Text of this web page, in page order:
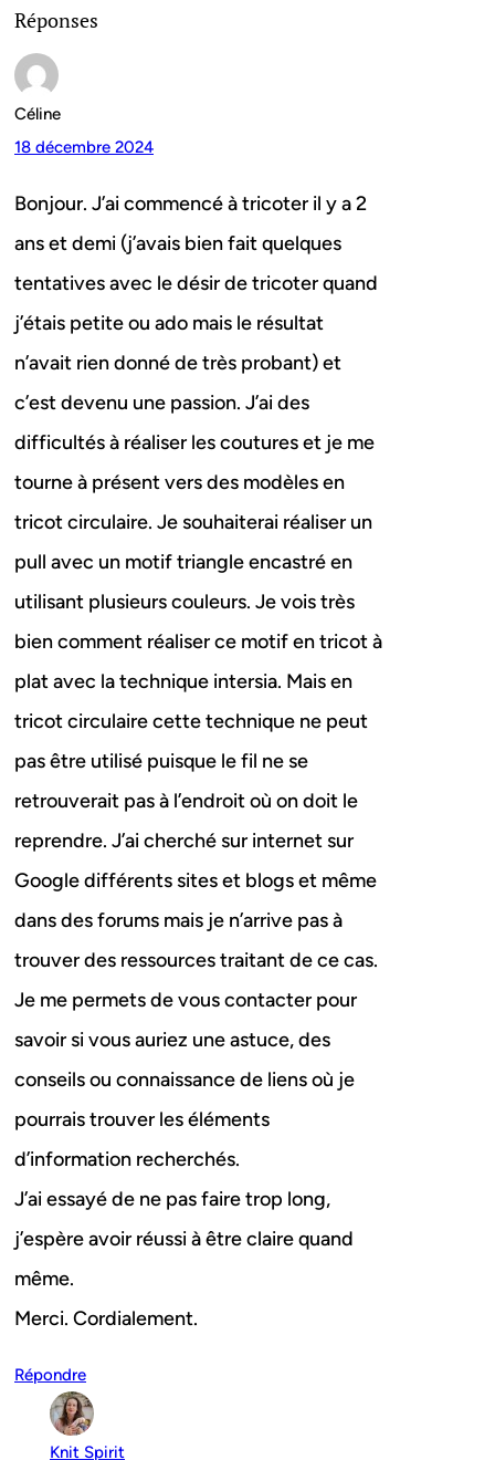
Réponses
Céline
18 décembre 2024
Bonjour. J’ai commencé à tricoter il y a 2
ans et demi (j’avais bien fait quelques
tentatives avec le désir de tricoter quand
j’étais petite ou ado mais le résultat
n’avait rien donné de très probant) et
c’est devenu une passion. J’ai des
difficultés à réaliser les coutures et je me
tourne à présent vers des modèles en
tricot circulaire. Je souhaiterai réaliser un
pull avec un motif triangle encastré en
utilisant plusieurs couleurs. Je vois très
bien comment réaliser ce motif en tricot à
plat avec la technique intersia. Mais en
tricot circulaire cette technique ne peut
pas être utilisé puisque le fil ne se
retrouverait pas à l’endroit où on doit le
reprendre. J’ai cherché sur internet sur
Google différents sites et blogs et même
dans des forums mais je n’arrive pas à
trouver des ressources traitant de ce cas.
Je me permets de vous contacter pour
savoir si vous auriez une astuce, des
conseils ou connaissance de liens où je
pourrais trouver les éléments
d’information recherchés.
J’ai essayé de ne pas faire trop long,
j’espère avoir réussi à être claire quand
même.
Merci. Cordialement.
Répondre
Knit Spirit